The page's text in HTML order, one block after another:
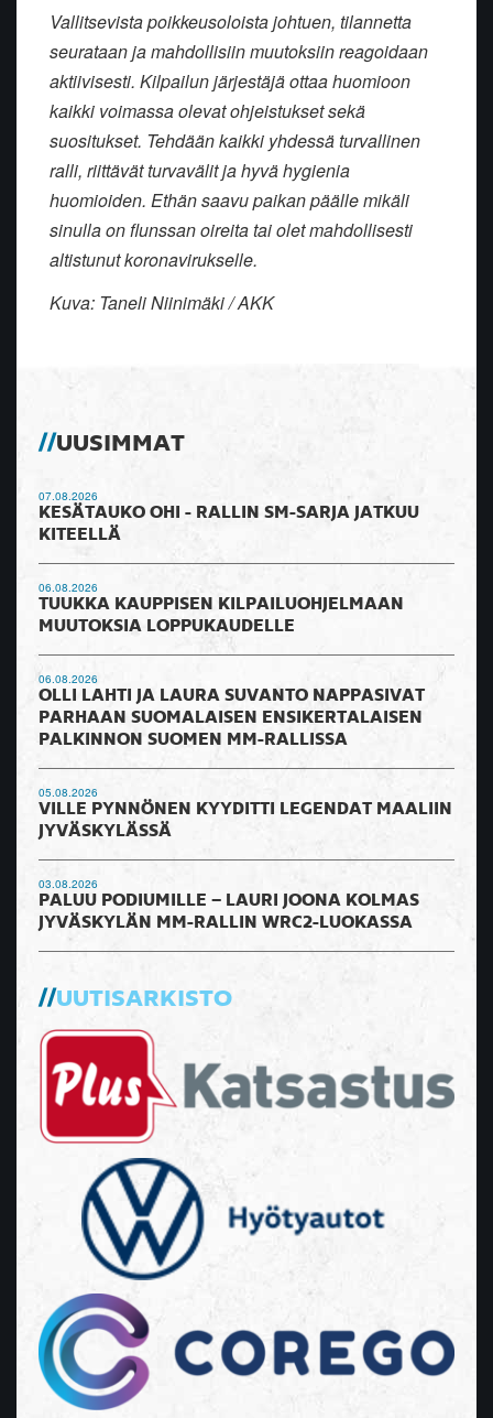
Vallitsevista poikkeusoloista johtuen, tilannetta
seurataan ja mahdollisiin muutoksiin reagoidaan
aktiivisesti. Kilpailun järjestäjä ottaa huomioon
kaikki voimassa olevat ohjeistukset sekä
suositukset. Tehdään kaikki yhdessä turvallinen
ralli, riittävät turvavälit ja hyvä hygienia
huomioiden. Ethän saavu paikan päälle mikäli
sinulla on flunssan oireita tai olet mahdollisesti
altistunut koronavirukselle.
Kuva: Taneli Niinimäki / AKK
UUSIMMAT
07.08.2026
KESÄTAUKO OHI - RALLIN SM-SARJA JATKUU
KITEELLÄ
06.08.2026
TUUKKA KAUPPISEN KILPAILUOHJELMAAN
MUUTOKSIA LOPPUKAUDELLE
06.08.2026
OLLI LAHTI JA LAURA SUVANTO NAPPASIVAT
PARHAAN SUOMALAISEN ENSIKERTALAISEN
PALKINNON SUOMEN MM-RALLISSA
05.08.2026
VILLE PYNNÖNEN KYYDITTI LEGENDAT MAALIIN
JYVÄSKYLÄSSÄ
03.08.2026
PALUU PODIUMILLE – LAURI JOONA KOLMAS
JYVÄSKYLÄN MM-RALLIN WRC2-LUOKASSA
UUTISARKISTO